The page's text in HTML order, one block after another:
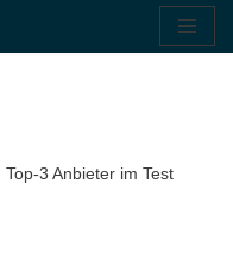
3 Anbieter im Test